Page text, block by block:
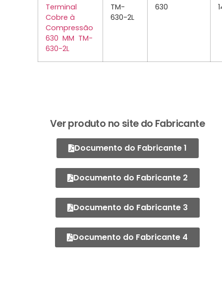
Terminal
Cobre à
Compressão
630 MM TM-
630-2L
TM-
630-2L
630
Ver produto no site do Fabricante
Documento do Fabricante 1
Documento do Fabricante 2
Documento do Fabricante 3
Documento do Fabricante 4